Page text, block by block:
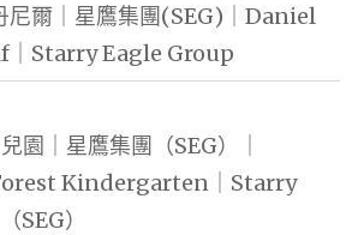
尼爾｜星鷹集團(SEG)｜Daniel
Starry Eagle Group
園｜星鷹集團（SEG）｜
Kindergarten｜Starry
SEG）